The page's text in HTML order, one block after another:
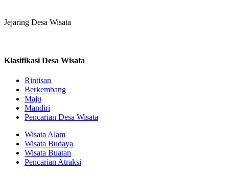
Jejaring Desa Wisata
Klasifikasi Desa Wisata
Rintisan
Berkembang
Maju
Mandiri
Pencarian Desa Wisata
Wisata Alam
Wisata Budaya
Wisata Buatan
Pencarian Atraksi